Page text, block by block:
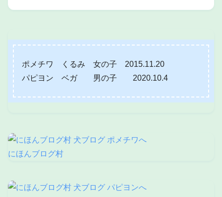
ポメチワ くるみ 女の子 2015.11.20
パピヨン ベガ 男の子 2020.10.4
にほんブログ村